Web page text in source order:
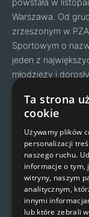
powstała w
Warszawa. Od
zrzeszonym w
Sportowym o
jeden z
młodzieży i
O nas
Cennik
Zapisy na
Kontakt
Regulamin
Ta strona
cookie
Używamy plików
personalizacji
naszego ruchu.
informacje o tym,
witryny, naszym
analitycznym,
innymi
lub które zebrali